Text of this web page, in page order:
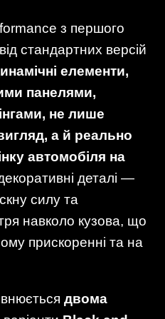
з першого
стандартних версій
елементи,
панелями,
не лише
а й реально
автомобіля на
деталі —
силу та
навколо кузова, що
прискоренні та на
двома